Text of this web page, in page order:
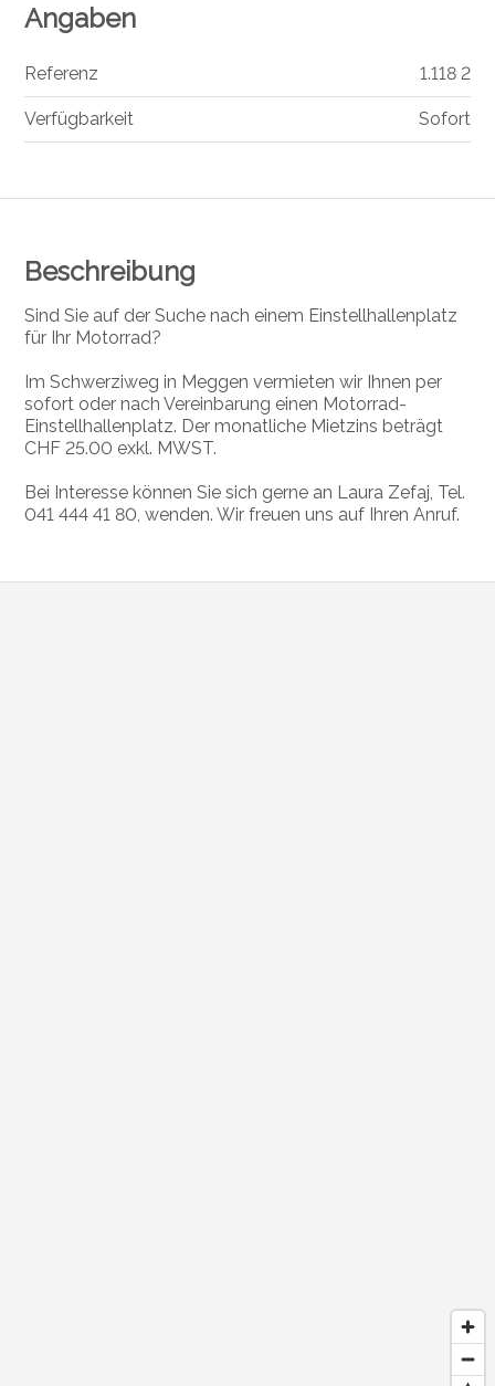
Beschreibung
Sind Sie auf der Suche nach einem Einstellhallenplatz
für Ihr Motorrad?
Im Schwerziweg in Meggen vermieten wir Ihnen per
sofort oder nach Vereinbarung einen Motorrad-
Einstellhallenplatz. Der monatliche Mietzins beträgt
CHF 25.00 exkl. MWST.
Bei Interesse können Sie sich gerne an Laura Zefaj, Tel.
041 444 41 80, wenden. Wir freuen uns auf Ihren Anruf.
Angaben
Referenz 1.118 2
Verfügbarkeit Sofort